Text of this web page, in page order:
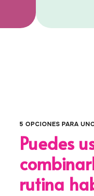
5 OPCIONES PARA
Puedes
rutina